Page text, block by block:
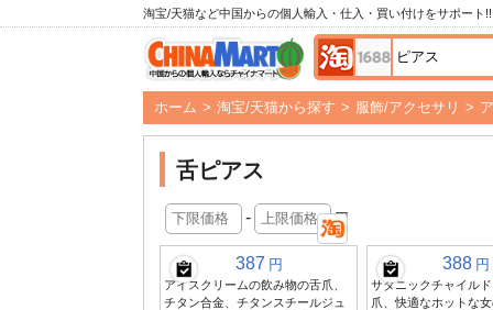
淘宝/天猫など中国からの個人輸入・仕入・買い付けをサポート!!
ホーム > 淘宝/天猫から探す > 服飾/アクセサリ >
舌ピアス
- 円
387 円
アイスクリームの飲み物の舌爪、
チタン合金、チタンスチールジュ
388 円
サタニックチャイル
爪、快適なホットな